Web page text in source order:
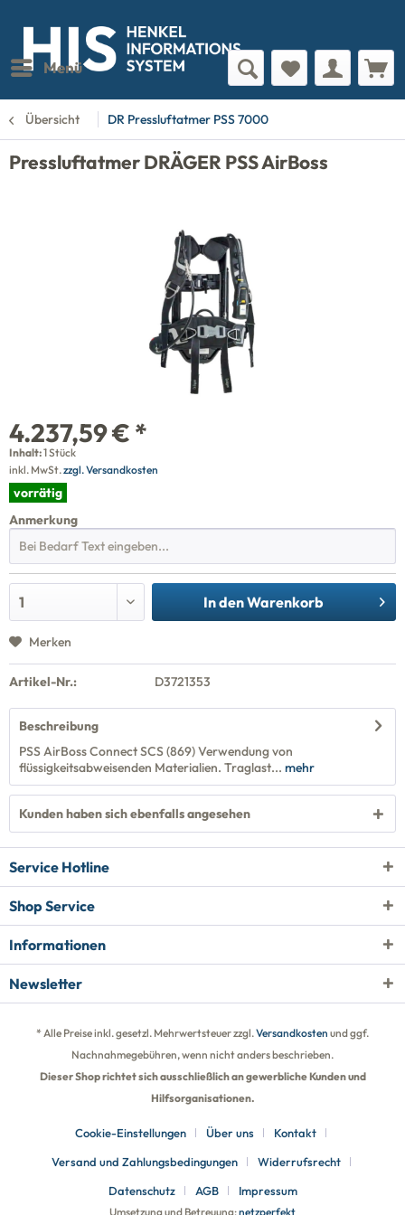
Menü
Übersicht DR Pressluftatmer PSS 7000
Pressluftatmer DRÄGER PSS AirBoss
4.237,59 € *
Inhalt:1 Stück
inkl. MwSt.zzgl. Versandkosten
vorrätig
Anmerkung
In denWarenkorb
Merken
Artikel-Nr.: D3721353
Beschreibung
PSS AirBoss Connect SCS (869) Verwendung von
flüssigkeitsabweisenden Materialien. Traglast... mehr
Kunden haben sich ebenfalls angesehen
Service Hotline
Shop Service
Informationen
Newsletter
* Alle Preise inkl. gesetzl. Mehrwertsteuer zzgl.Versandkosten und ggf.
Nachnahmegebühren, wenn nicht anders beschrieben.
Dieser Shop richtet sich ausschließlich an gewerbliche Kunden und
Hilfsorganisationen.
Cookie-Einstellungen Über uns
Kontakt
Versand und Zahlungsbedingungen
Widerrufsrecht
Datenschutz
AGB Impressum
Umsetzung und Betreuung:netzperfekt